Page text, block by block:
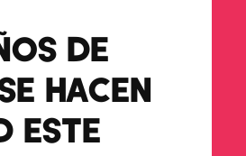
DE
HACEN
ESTE